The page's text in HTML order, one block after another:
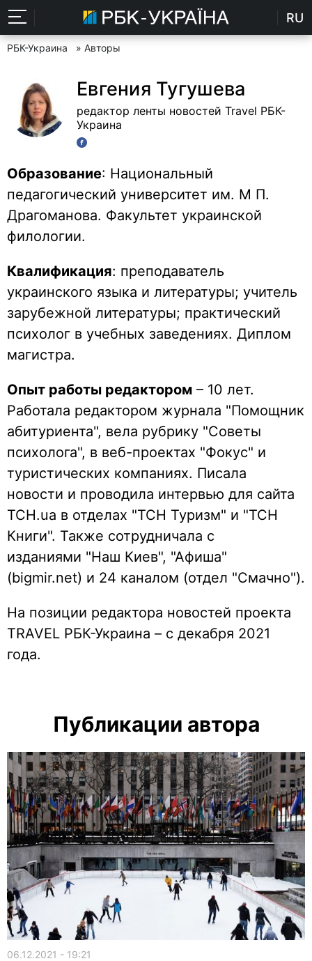
RU
РБК-Украина » Авторы
Евгения Тугушева
редактор ленты новостей Travel РБК-
Украина
Образование: Национальный
педагогический университет им. М П.
Драгоманова. Факультет украинской
филологии.
Квалификация: преподаватель
украинского языка и литературы; учитель
зарубежной литературы; практический
психолог в учебных заведениях. Диплом
магистра.
Опыт работы редактором – 10 лет.
Работала редактором журнала "Помощник
абитуриента", вела рубрику "Советы
психолога", в веб-проектах "Фокус" и
туристических компаниях. Писала
новости и проводила интервью для сайта
ТСН.ua в отделах "ТСН Туризм" и "ТСН
Книги". Также сотрудничала с
изданиями "Наш Киев", "Афиша"
(bigmir.net) и 24 каналом (отдел "Смачно").
На позиции редактора новостей проекта
TRAVEL РБК-Украина – с декабря 2021
года.
Публикации автора
06.12.2021 - 19:21